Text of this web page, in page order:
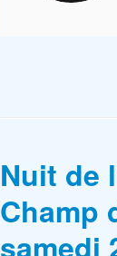
Nuit de
Champ
samedi